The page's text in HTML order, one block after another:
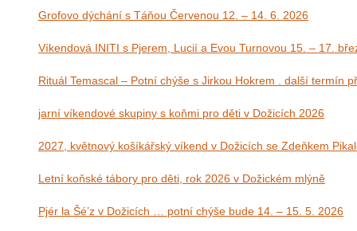
Grofovo dýchání s Táňou Červenou 12. – 14. 6. 2026
Víkendová INITI s Pjerem, Lucií a Evou
Rituál Temascal – Potní chýše s Jirkou Hokrem . další termín
jarní víkendové skupiny s koňmi pro děti v Dožicích 2026
2027, květnový košíkářský víkend v Dožicích se Zdeňkem
Letní koňské tábory pro děti, rok 2026 v Dožickém mlýně
Pjér la Šé’z v Dožicích … potní chýše bude 14. – 15. 5. 2026